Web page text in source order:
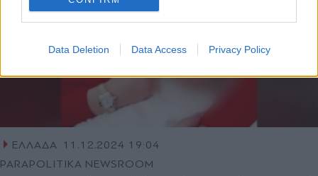
Data Deletion Data Access Privacy Policy
ΕΛΛΑΔΑ 11.12.2024 19:04
PARAPOLITIKA NEWSROOM